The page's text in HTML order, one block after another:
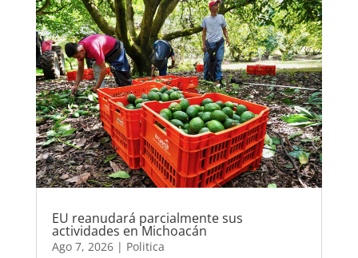
EU reanudará parcialmente sus
actividades en Michoacán
Ago 7, 2026| Politica